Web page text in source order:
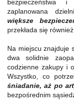
bezpieczeństwa
zaplanowana
większe
przekłada się
Na miejscu znajduje
dwa solidnie
codzienne zakupy i
Wszystko, co
śniadanie, aż po
bezpośrednim